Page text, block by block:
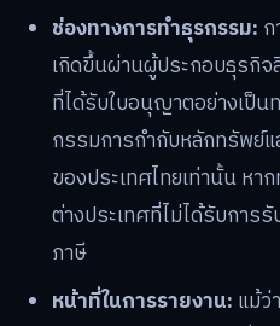
ช่องทางการทำธุรกรรม:
เกิดขึ้นผ่านผู้ประกอบธุรกิ
ที่ได้รับใบอนุญาตอย่างเป็
กรรมการกำกับหลักทรัพย์
ของประเทศไทยเท่านั้น ห
ต่างประเทศที่ไม่ได้รับการ
ภาษี
หน้าที่ในการรายงาน: แม้ว่